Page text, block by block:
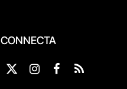
CONNECTA
X
Instagram
Facebook
RSS